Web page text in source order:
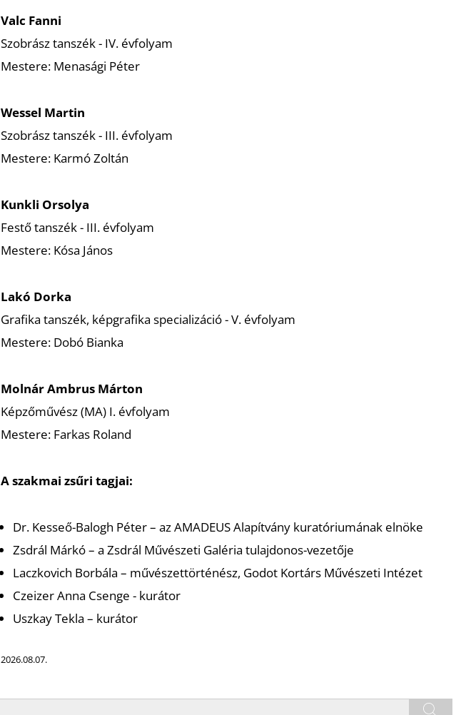
Valc Fanni
Szobrász tanszék - IV. évfolyam
Mestere: Menasági Péter
Wessel Martin
Szobrász tanszék - III. évfolyam
Mestere: Karmó Zoltán
Kunkli Orsolya
Festő tanszék - III. évfolyam
Mestere: Kósa János
Lakó Dorka
Grafika tanszék, képgrafika specializáció - V. évfolyam
Mestere: Dobó Bianka
Molnár Ambrus Márton
Képzőművész (MA) I. évfolyam
Mestere: Farkas Roland
A szakmai zsűri tagjai:
Dr. Kesseő-Balogh Péter – az AMADEUS Alapítvány kuratóriumának elnöke
Zsdrál Márkó – a Zsdrál Művészeti Galéria tulajdonos-vezetője
Laczkovich Borbála – művészettörténész, Godot Kortárs Művészeti Intézet
Czeizer Anna Csenge - kurátor
Uszkay Tekla – kurátor
2026.08.07.